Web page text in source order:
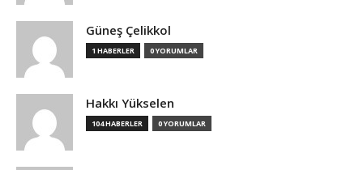
Güneş Çelikkol
1 HABERLER 0 YORUMLAR
Hakkı Yükselen
104 HABERLER 0 YORUMLAR